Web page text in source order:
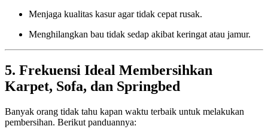
Menjaga kualitas kasur agar tidak cepat rusak.
Menghilangkan bau tidak sedap akibat keringat atau jamur.
5. Frekuensi Ideal Membersihkan
Karpet, Sofa, dan Springbed
Banyak orang tidak tahu kapan waktu terbaik untuk melakukan
pembersihan. Berikut panduannya: